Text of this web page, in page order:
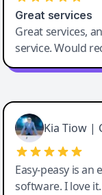
Great services
Great services,
service. Would
Cody Crabb
Great service, Best
Kia Tiow |
Easy-peasy is an
software. I love it.